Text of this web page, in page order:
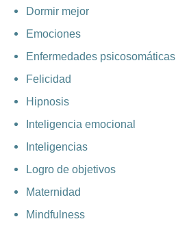
Dormir mejor
Emociones
Enfermedades psicosomáticas
Felicidad
Hipnosis
Inteligencia emocional
Inteligencias
Logro de objetivos
Maternidad
Mindfulness